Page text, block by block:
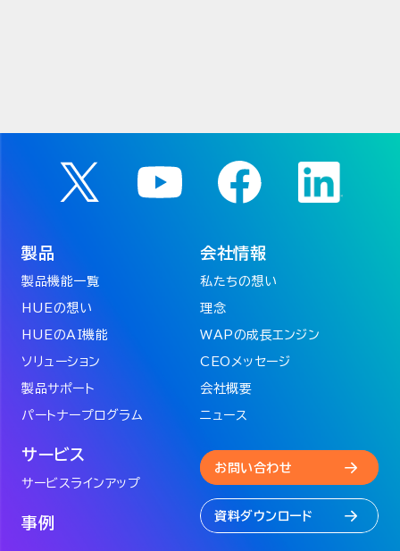
製品
製品機能一覧
HUEの想い
HUEのAI機能
ソリューション
製品サポート
パートナープログラム
サービス
サービスラインアップ
事例
会社情報
私たちの想い
理念
WAPの成長エンジン
CEOメッセージ
会社概要
ニュース
お問い合わせ
資料ダウンロード